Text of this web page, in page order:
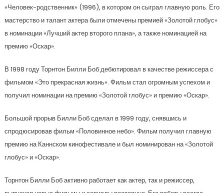
«Человек-родственник» (1996), в котором он сыграл главную роль. Его
мастерство и талант актера были отмечены премией «Золотой глобус»
в номинации «Лучший актер второго плана», а также номинацией на
премию «Оскар».
В 1998 году Торнтон Билли Боб дебютировал в качестве режиссера с
фильмом «Это прекрасная жизнь». Фильм стал огромным успехом и
получил номинации на премию «Золотой глобус» и премию «Оскар».
Большой прорыв Билли Боб сделал в 1999 году, снявшись и
спродюсировав фильм «Половинное небо». Фильм получил главную
премию на Каннском кинофестивале и был номинирован на «Золотой
глобус» и «Оскар».
Торнтон Билли Боб активно работает как актер, так и режиссер,